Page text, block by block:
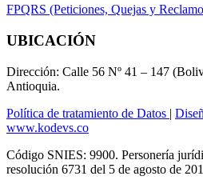
FPQRS (Peticiones, Quejas y
UBICACIÓN
Dirección: Calle 56 Nº 41 – 147
Antioquia.
Política de tratamiento de Datos |
www.kodevs.co
Código SNIES: 9900. Personería
resolución 6731 del 5 de agosto de